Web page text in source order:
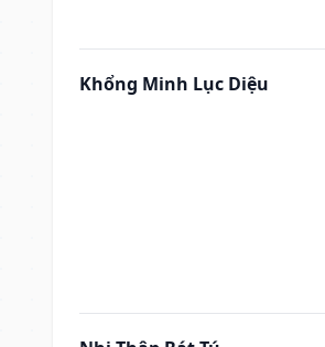
Khổng Minh Lục Diệu